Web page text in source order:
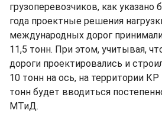
грузоперевозчиков, как
года проектные решения
международных дорог
11,5 тонн. При этом, учитывая,
дороги проектировались и
10 тонн на ось, на территории КР
тонн будет вводиться
МТиД.